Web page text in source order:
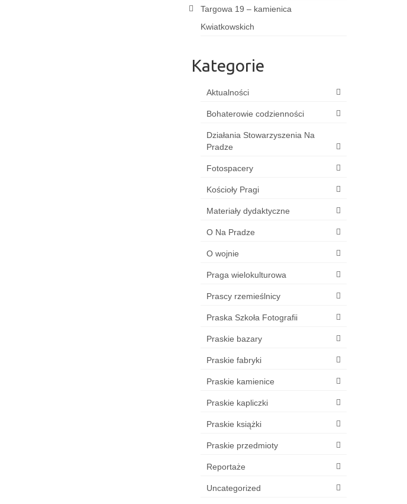
Targowa 19 – kamienica
Kwiatkowskich
Kategorie
Aktualności
Bohaterowie codzienności
Działania Stowarzyszenia Na
Pradze
Fotospacery
Kościoły Pragi
Materiały dydaktyczne
O Na Pradze
O wojnie
Praga wielokulturowa
Prascy rzemieślnicy
Praska Szkoła Fotografii
Praskie bazary
Praskie fabryki
Praskie kamienice
Praskie kapliczki
Praskie książki
Praskie przedmioty
Reportaże
Uncategorized